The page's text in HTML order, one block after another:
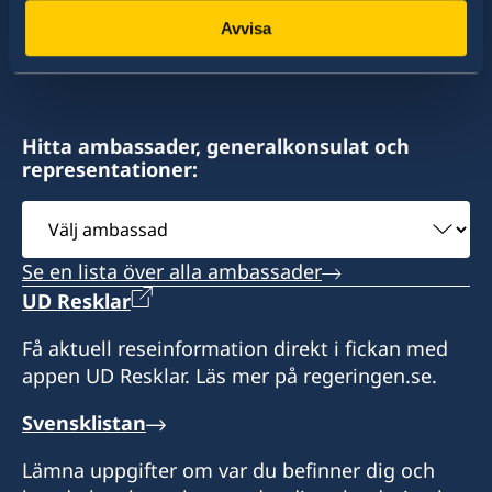
Avvisa
konsulat. Sveriges utrikesrepresentation består
av drygt 100 utlandsmyndigheter.
Hitta ambassader, generalkonsulat och
representationer:
Välj
ambassad
Se en lista över alla ambassader
UD Resklar
Få aktuell reseinformation direkt i fickan med
appen UD Resklar. Läs mer på regeringen.se.
Svensklistan
Lämna uppgifter om var du befinner dig och